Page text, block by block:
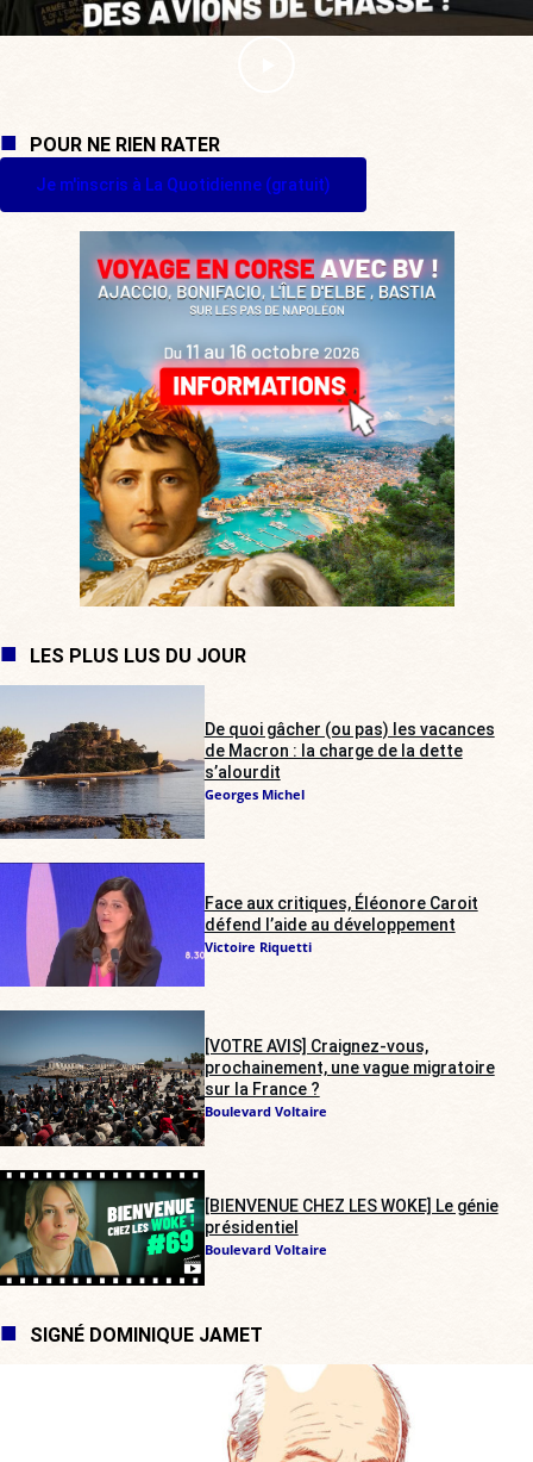
POUR NE RIEN RATER
Je m'inscris à La Quotidienne (gratuit)
LES PLUS LUS DU JOUR
De quoi gâcher (ou pas) les vacances
de Macron : la charge de la dette
s’alourdit
Georges Michel
Face aux critiques, Éléonore Caroit
défend l’aide au développement
Victoire Riquetti
[VOTRE AVIS] Craignez-vous,
prochainement, une vague migratoire
sur la France ?
Boulevard Voltaire
[BIENVENUE CHEZ LES WOKE] Le génie
présidentiel
Boulevard Voltaire
SIGNÉ DOMINIQUE JAMET